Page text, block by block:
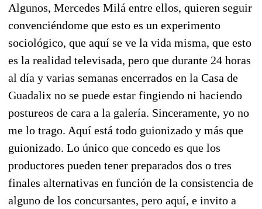
Algunos, Mercedes Milá entre ellos, quieren seguir
convenciéndome que esto es un experimento
sociológico, que aquí se ve la vida misma, que esto
es la realidad televisada, pero que durante 24 horas
al día y varias semanas encerrados en la Casa de
Guadalix no se puede estar fingiendo ni haciendo
postureos de cara a la galería. Sinceramente, yo no
me lo trago. Aquí está todo guionizado y más que
guionizado. Lo único que concedo es que los
productores pueden tener preparados dos o tres
finales alternativas en función de la consistencia de
alguno de los concursantes, pero aquí, e invito a